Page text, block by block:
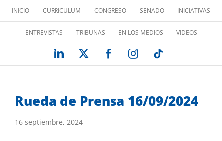
contenido
INICIO CURRICULUM CONGRESO SENADO INICIATIVAS
ENTREVISTAS TRIBUNAS EN LOS MEDIOS VIDEOS
LinkedIn FacebookInstagram
Rueda de Prensa 16/09/2024
16 septiembre, 2024